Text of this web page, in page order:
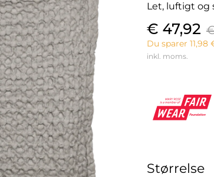
Let, luftigt og
€ 47,92
Du sparer 11,98
inkl. moms.
Størrelse